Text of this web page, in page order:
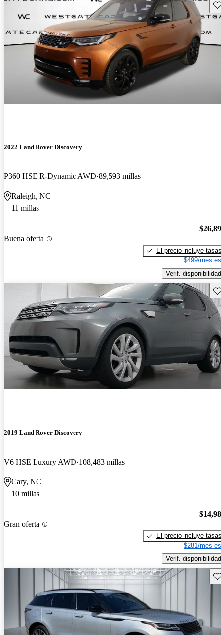
2022 Land Rover Discovery
P360 HSE R-Dynamic AWD 89,593 millas
Raleigh, NC
11 millas
Buena oferta
El precio incluye tasas
$499/mes
Verif. disponibilidad
2019 Land Rover Discovery
V6 HSE Luxury AWD 108,483 millas
Cary, NC
10 millas
Gran oferta
El precio incluye tasas
$281/mes
Verif. disponibilidad